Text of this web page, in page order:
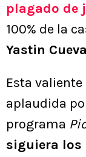
plagado de
100% de la
Yastin
Esta
aplaudida
programa
siguiera los